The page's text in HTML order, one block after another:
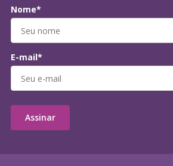
Nome*
E-mail*
Assinar